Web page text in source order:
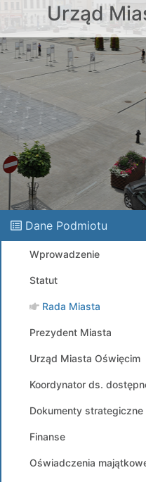
Urząd
Dane Podmiotu
Wprowadzenie
Statut
Rada Miasta
Prezydent Miasta
Urząd Miasta Oświęcim
Koordynator ds.
Dokumenty strategiczne
Finanse
Oświadczenia